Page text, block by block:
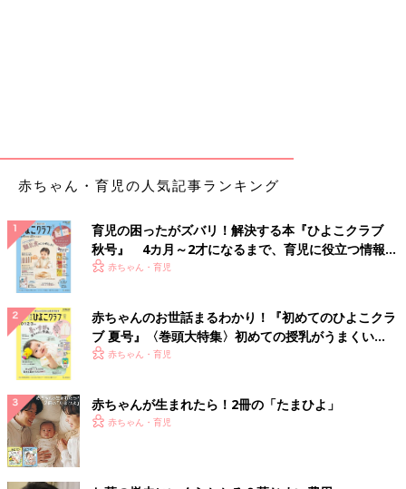
赤ちゃん・育児の人気記事ランキング
育児の困ったがズバリ！解決する本『ひよこクラブ
秋号』 4カ月～2才になるまで、育児に役立つ情報が
いっぱい！
赤ちゃん・育児
赤ちゃんのお世話まるわかり！『初めてのひよこクラ
ブ 夏号』〈巻頭大特集〉初めての授乳がうまくい
く！ おっぱい・ミルクの基本と夏のトラブル 解決テ
赤ちゃん・育児
赤ちゃんが生まれたら！2冊の「たまひよ」
赤ちゃん・育児